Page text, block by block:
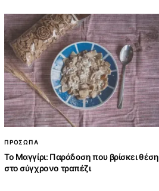
ΠΡΟΣΩΠΑ
Το Μαγγίρι: Παράδοση που βρίσκει θέση
στο σύγχρονο τραπέζι